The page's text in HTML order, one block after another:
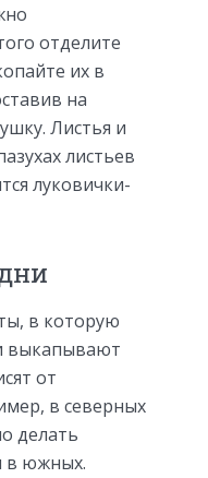
отделите
их в
на
Листья и
листьев
луковички-
в которую
выкапывают
от
в северных
делать
в южных.